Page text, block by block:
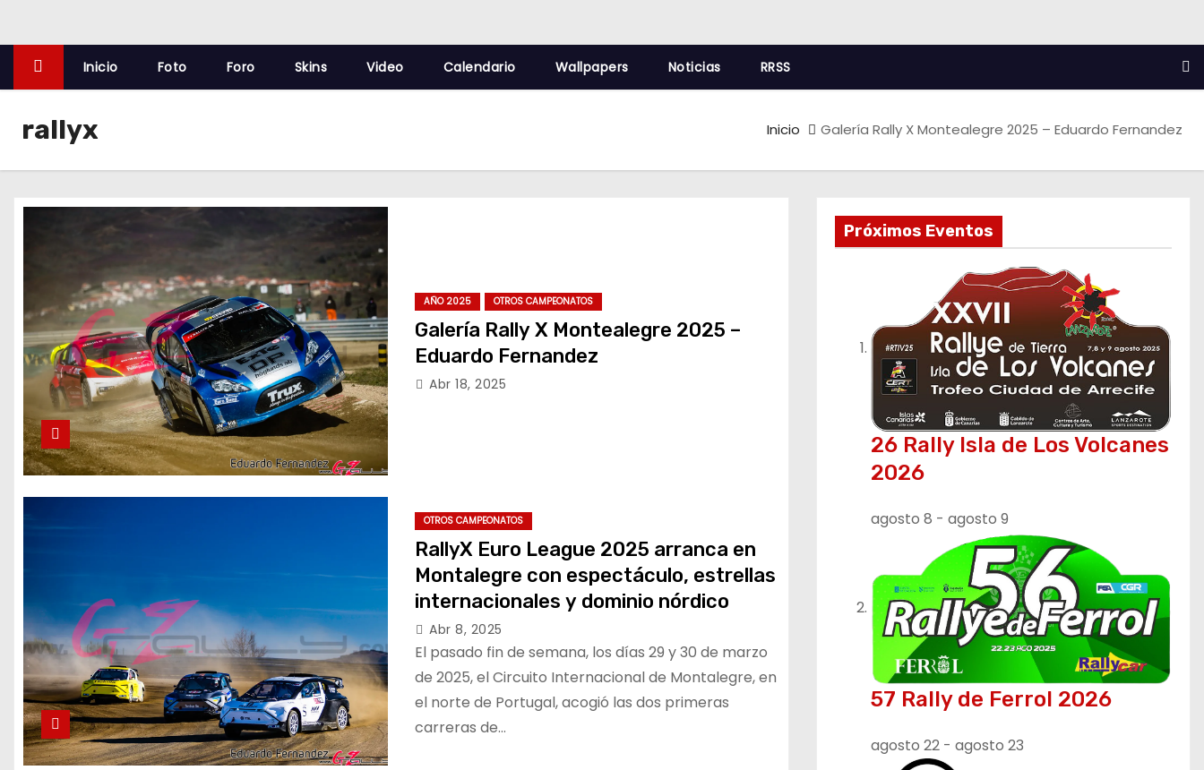
Inicio Foto Foro Skins Video Calendario Wallpapers Noticias RRSS
rallyx Inicio Galería Rally X Montealegre 2025 – Eduardo Fernandez
AÑO 2025 OTROS CAMPEONATOS
Galería Rally X Montealegre 2025 –
Eduardo Fernandez
Abr 18, 2025
OTROS CAMPEONATOS
RallyX Euro League 2025 arranca en
Montalegre con espectáculo, estrellas
internacionales y dominio nórdico
Abr 8, 2025
El pasado fin de semana, los días 29 y 30 de marzo
de 2025, el Circuito Internacional de Montalegre, en
el norte de Portugal, acogió las dos primeras
carreras de…
Próximos Eventos
26 Rally Isla de Los Volcanes
2026
agosto 8 - agosto 9
57 Rally de Ferrol 2026
agosto 22 - agosto 23